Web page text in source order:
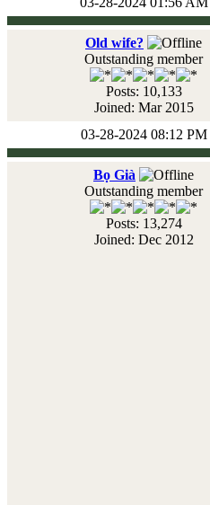
Old wife?
Outstanding member
Posts: 10,133
Joined: Mar 2015
03-28-2024 08:12 PM
Bọ Già
Outstanding member
Posts: 13,274
Joined: Dec 2012